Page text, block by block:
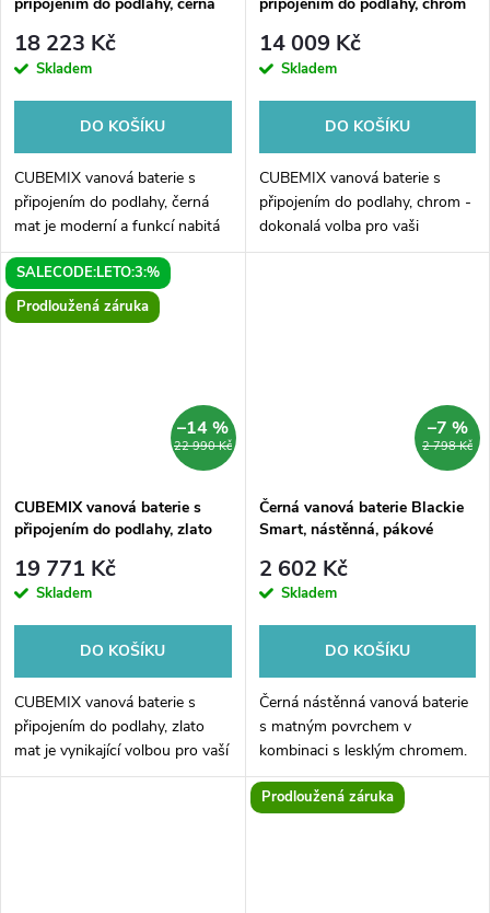
18 223 Kč
Skladem
DO KOŠÍKU
CUBEMIX vanová baterie s
připojením do podlahy, černá
mat je moderní a funkcí nabitá
baterie pro vaši koupelnu. S
jejím elegantním designem a
matnou černou barvou bude
skvělým...
14 009 Kč
Skladem
DO KOŠÍKU
CUBEMIX vanová baterie s
připojením do podlahy, chrom -
dokonalá volba pro vaši
koupelnu! Tato moderní vanová
SALECODE:LETO:3:%
Prodloužená záruka
22 990 Kč
–14 %
CUBEMIX vanová baterie s
připojením do podlahy, zlato
19 771 Kč
Skladem
DO KOŠÍKU
CUBEMIX vanová baterie s
připojením do podlahy, zlato
mat je vynikající volbou pro vaší
koupelnu. Tato moderní baterie
2 798 Kč
–7 %
Černá vanová baterie Blackie
Smart, nástěnná, pákové
2 602 Kč
Skladem
DO KOŠÍKU
Černá nástěnná vanová baterie
s matným povrchem v
kombinaci s lesklým chromem.
Standardní rozteč 150 mm.
Prodloužená záruka